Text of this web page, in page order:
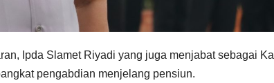
Ipda Slamet Riyadi yang juga menjabat sebagai Ka
pengabdian menjelang pensiun.